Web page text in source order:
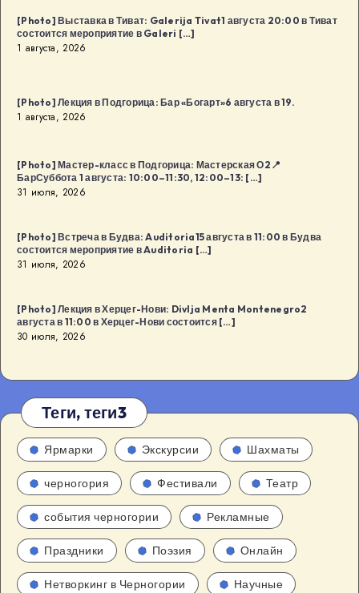
в
Будва
[…]
[Photo] Выставка в Тиват: Galerija Tivat1 августа 20:00 в Тиват
состоится мероприятие в Galeri […]
1 августа, 2026
[Photo] Лекция в Подгорица: Бар «Богарт»6 августа в 19.
1 августа, 2026
[Photo] Мастер-класс в Подгорица: Мастерская О2📍
БарСуббота 1 августа: 10:00–11:30, 12:00–13: […]
31 июля, 2026
[Photo] Встреча в Будва: Auditoria15 августа в 11:00 в Будва
состоится мероприятие в Auditoria […]
31 июля, 2026
[Photo] Лекция в Херцег-Нови: Divlja Menta Montenegro2
августа в 11:00 в Херцег-Нови состоится […]
30 июля, 2026
Теги, теги3
Ярмарки Экскурсии Шахматы
черногория Фестивали Театр
события черногории Рекламные
Праздники Поэзия Онлайн
Нетворкинг в Черногории Научные